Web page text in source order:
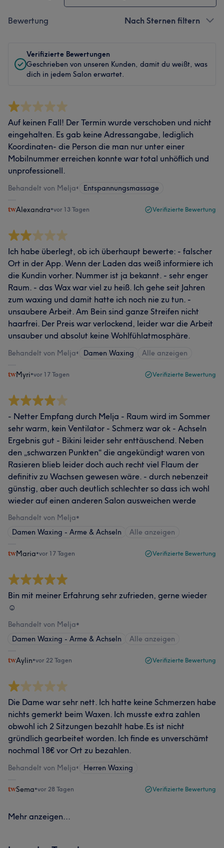
Bewertung Nach Sternen filtern
Verifizierte Bewertungen
Geschrieben von unseren Kunden, damit du weißt, was
dich in jedem Salon erwartet.
Auf keinen Fall! Der Termin wurde verschoben und nicht
eingehalten. Es gab keine Adressangabe, lediglich
Koordinaten- die Person die man nur unter einer
Mobilnummer erreichen konnte war total unhöflich und
unprofessionell.
Behandelt von Melja• Entspannungsmassage
Alexandra•vor 13 Tagen Verifizierte Bewertung
Ich habe überlegt, ob ich überhaupt bewerte: - falscher
Ort in der App. Wenn der Laden das weiß informiere ich
die Kundin vorher. Nummer ist ja bekannt. - sehr enger
Raum. - das Wax war viel zu heiß. Ich gehe seit Jahren
zum waxing und damit hatte ich noch nie zu tun. -
unsaubere Arbeit. Am Bein sind ganze Streifen nicht
haarfrei. Der Preis war verlockend, leider war die Arbeit
unsauber und absolut keine Wohlfühlatmosphäre.
Behandelt von Melja• Damen Waxing Alle anzeigen
Myri•vor 17 Tagen Verifizierte Bewertung
- Netter Empfang durch Melja - Raum wird im Sommer
sehr warm, kein Ventilator - Schmerz war ok - Achseln
Ergebnis gut - Bikini leider sehr enttäuschend. Neben
den „schwarzen Punkten“ die angekündigt waren von
Rasieren blieb leider doch auch recht viel Flaum der
definitiv zu Wachsen gewesen wäre. - durch nebenzeit
günstig, aber auch deutlich schlechter so dass ich wohl
wieder auf einen anderen Salon ausweichen werde
Behandelt von Melja•
Damen Waxing - Arme & Achseln
Alle anzeigen
Maria•vor 17 Tagen Verifizierte Bewertung
Bin mit meiner Erfahrung sehr zufrieden, gerne wieder
☺️
Behandelt von Melja•
Damen Waxing - Arme & Achseln
Alle anzeigen
Aylin•vor 22 Tagen Verifizierte Bewertung
Die Dame war sehr nett. Ich hatte keine Schmerzen habe
nichts gemerkt beim Waxen. Ich musste extra zahlen
obwohl ich 2 Sitzungen bezahlt habe.Es ist nicht
gründlich gearbeitet worden. Ich finde es unverschämt
nochmal 18€ vor Ort zu bezahlen.
Behandelt von Melja• Herren Waxing
Sema•vor 28 Tagen Verifizierte Bewertung
Mehr anzeigen...